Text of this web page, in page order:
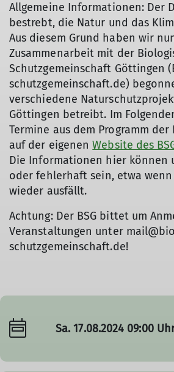
Allgemeine Informationen: Der
bestrebt, die Natur und das
Aus diesem Grund haben wir
Zusammenarbeit mit der
Schutzgemeinschaft Göttingen
schutzgemeinschaft.de)
verschiedene
Göttingen betreibt. Im
Termine aus dem Programm der
auf der eigenenWebsite des
Die Informationen hier können
oder fehlerhaft sein, etwa
wieder ausfällt.
Achtung: Der BSG bittet um
Veranstaltungen unter
schutzgemeinschaft.de!
Sa. 17.08.2024 09:00